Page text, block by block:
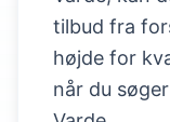
tilbud fra
højde for
når du